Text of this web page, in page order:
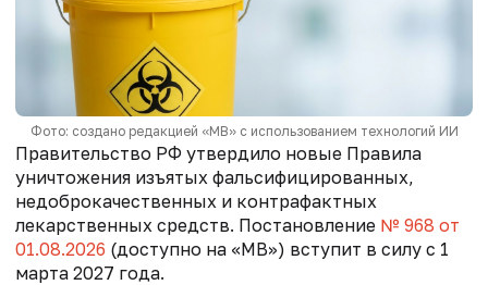
Фото: создано редакцией «МВ» с использованием технологий ИИ
Правительство РФ утвердило новые Правила
уничтожения изъятых фальсифицированных,
недоброкачественных и контрафактных
лекарственных средств. Постановление № 968 от
01.08.2026 (доступно на «МВ») вступит в силу с 1
марта 2027 года.